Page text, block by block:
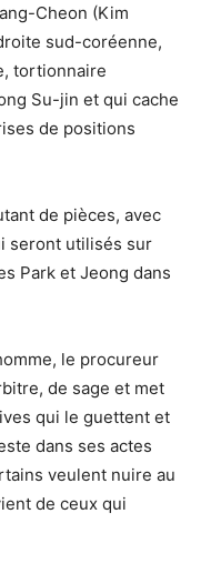
Cheon (Kim
sud-coréenne,
tortionnaire
Su-jin et qui cache
de positions
de pièces, avec
seront utilisés sur
Park et Jeong dans
le procureur
de sage et met
qui le guettent et
dans ses actes
veulent nuire au
de ceux qui